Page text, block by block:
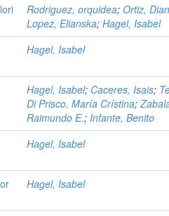
Rodriguez, orquidea; Ortiz,
Lopez, Elianska; Hagel, Isabel
Hagel, Isabel
Hagel, Isabel; Caceres, Isais;
Di Prisco, María Crístina;
Raimundo E.; Infante, Benito
Hagel, Isabel
Hagel, Isabel